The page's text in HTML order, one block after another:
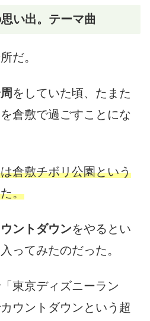
い出。テーマ曲
だ。
をしていた頃、たまた
倉敷で過ごすことにな
倉敷チボリ公園という
。
ントダウンをやるとい
ってみたのだった。
東京ディズニーラン
ウントダウンという超